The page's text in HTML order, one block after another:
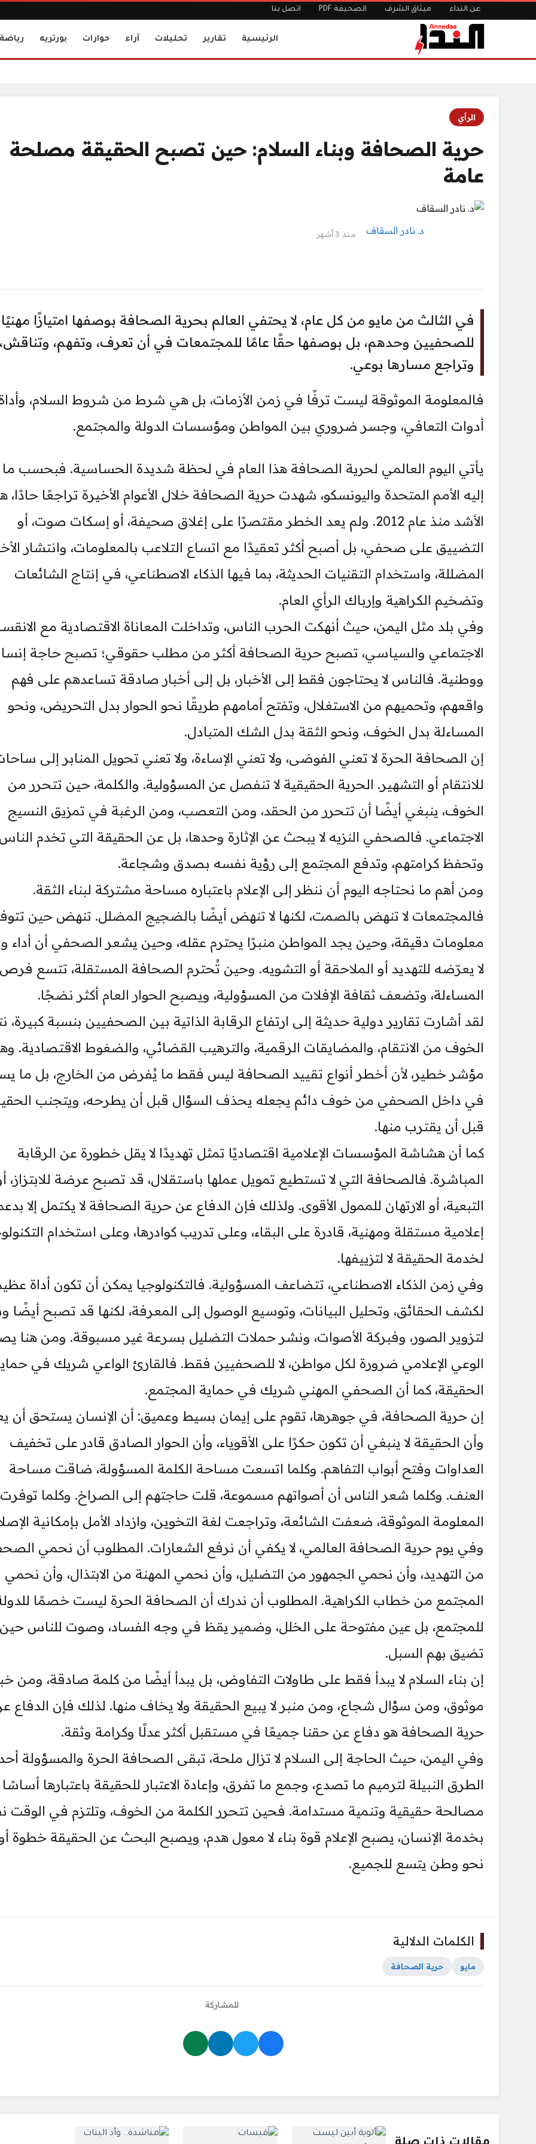
عن النداء ميثاق الشرف الصحيفة PDF اتصل بنا
الرئيسية تقارير تحليلات آراء حوارات بورتريه رياضة
الرأي
حرية الصحافة وبناء السلام: حين تصبح الحقيقة مصلحة
عامة
د. نادر السقاف منذ 3 أشهر
في الثالث من مايو من كل عام، لا يحتفي العالم بحرية الصحافة بوصفها امتيازًا مهنيًا
للصحفيين وحدهم، بل بوصفها حقًا عامًا للمجتمعات في أن تعرف، وتفهم، وتناقش،
وتراجع مسارها بوعي.
فالمعلومة الموثوقة ليست ترفًا في زمن الأزمات، بل هي شرط من شروط السلام،
أدوات التعافي، وجسر ضروري بين المواطن ومؤسسات الدولة والمجتمع.
يأتي اليوم العالمي لحرية الصحافة هذا العام في لحظة شديدة الحساسية. فبحسب
إليه الأمم المتحدة واليونسكو، شهدت حرية الصحافة خلال الأعوام الأخيرة تراجعًا حادًا،
الأشد منذ عام 2012. ولم يعد الخطر مقتصرًا على إغلاق صحيفة، أو إسكات صوت، أو
التضييق على صحفي، بل أصبح أكثر تعقيدًا مع اتساع التلاعب بالمعلومات، وانتشار
المضللة، واستخدام التقنيات الحديثة، بما فيها الذكاء الاصطناعي، في إنتاج الشائعات
وتضخيم الكراهية وإرباك الرأي العام.
وفي بلد مثل اليمن، حيث أنهكت الحرب الناس، وتداخلت المعاناة الاقتصادية مع
الاجتماعي والسياسي، تصبح حرية الصحافة أكثر من مطلب حقوقي؛ تصبح حاجة
ووطنية. فالناس لا يحتاجون فقط إلى الأخبار، بل إلى أخبار صادقة تساعدهم على فهم
واقعهم، وتحميهم من الاستغلال، وتفتح أمامهم طريقًا نحو الحوار بدل التحريض، ونحو
المساءلة بدل الخوف، ونحو الثقة بدل الشك المتبادل.
إن الصحافة الحرة لا تعني الفوضى، ولا تعني الإساءة، ولا تعني تحويل المنابر إلى
للانتقام أو التشهير. الحرية الحقيقية لا تنفصل عن المسؤولية. والكلمة، حين تتحرر من
الخوف، ينبغي أيضًا أن تتحرر من الحقد، ومن التعصب، ومن الرغبة في تمزيق النسيج
الاجتماعي. فالصحفي النزيه لا يبحث عن الإثارة وحدها، بل عن الحقيقة التي تخدم
وتحفظ كرامتهم، وتدفع المجتمع إلى رؤية نفسه بصدق وشجاعة.
ومن أهم ما نحتاجه اليوم أن ننظر إلى الإعلام باعتباره مساحة مشتركة لبناء الثقة.
فالمجتمعات لا تنهض بالصمت، لكنها لا تنهض أيضًا بالضجيج المضلل. تنهض حين
معلومات دقيقة، وحين يجد المواطن منبرًا يحترم عقله، وحين يشعر الصحفي أن أداء
لا يعرّضه للتهديد أو الملاحقة أو التشويه. وحين تُحترم الصحافة المستقلة، تتسع فرص
المساءلة، وتضعف ثقافة الإفلات من المسؤولية، ويصبح الحوار العام أكثر نضجًا.
لقد أشارت تقارير دولية حديثة إلى ارتفاع الرقابة الذاتية بين الصحفيين بنسبة كبيرة،
الخوف من الانتقام، والمضايقات الرقمية، والترهيب القضائي، والضغوط الاقتصادية.
مؤشر خطير، لأن أخطر أنواع تقييد الصحافة ليس فقط ما يُفرض من الخارج، بل ما
في داخل الصحفي من خوف دائم يجعله يحذف السؤال قبل أن يطرحه، ويتجنب
قبل أن يقترب منها.
كما أن هشاشة المؤسسات الإعلامية اقتصاديًا تمثل تهديدًا لا يقل خطورة عن الرقابة
المباشرة. فالصحافة التي لا تستطيع تمويل عملها باستقلال، قد تصبح عرضة للابتزاز،
التبعية، أو الارتهان للممول الأقوى. ولذلك فإن الدفاع عن حرية الصحافة لا يكتمل إلا
إعلامية مستقلة ومهنية، قادرة على البقاء، وعلى تدريب كوادرها، وعلى استخدام
لخدمة الحقيقة لا لتزييفها.
وفي زمن الذكاء الاصطناعي، تتضاعف المسؤولية. فالتكنولوجيا يمكن أن تكون أداة
لكشف الحقائق، وتحليل البيانات، وتوسيع الوصول إلى المعرفة، لكنها قد تصبح أيضًا
لتزوير الصور، وفبركة الأصوات، ونشر حملات التضليل بسرعة غير مسبوقة. ومن هنا
الوعي الإعلامي ضرورة لكل مواطن، لا للصحفيين فقط. فالقارئ الواعي شريك في
الحقيقة، كما أن الصحفي المهني شريك في حماية المجتمع.
إن حرية الصحافة، في جوهرها، تقوم على إيمان بسيط وعميق: أن الإنسان يستحق أن
وأن الحقيقة لا ينبغي أن تكون حكرًا على الأقوياء، وأن الحوار الصادق قادر على تخفيف
العداوات وفتح أبواب التفاهم. وكلما اتسعت مساحة الكلمة المسؤولة، ضاقت مساحة
العنف. وكلما شعر الناس أن أصواتهم مسموعة، قلت حاجتهم إلى الصراخ. وكلما توفرت
المعلومة الموثوقة، ضعفت الشائعة، وتراجعت لغة التخوين، وازداد الأمل بإمكانية
وفي يوم حرية الصحافة العالمي، لا يكفي أن نرفع الشعارات. المطلوب أن نحمي
من التهديد، وأن نحمي الجمهور من التضليل، وأن نحمي المهنة من الابتذال، وأن نحمي
المجتمع من خطاب الكراهية. المطلوب أن ندرك أن الصحافة الحرة ليست خصمًا
للمجتمع، بل عين مفتوحة على الخلل، وضمير يقظ في وجه الفساد، وصوت للناس حين
تضيق بهم السبل.
إن بناء السلام لا يبدأ فقط على طاولات التفاوض، بل يبدأ أيضًا من كلمة صادقة، ومن
موثوق، ومن سؤال شجاع، ومن منبر لا يبيع الحقيقة ولا يخاف منها. لذلك فإن الدفاع
حرية الصحافة هو دفاع عن حقنا جميعًا في مستقبل أكثر عدلًا وكرامة وثقة.
وفي اليمن، حيث الحاجة إلى السلام لا تزال ملحة، تبقى الصحافة الحرة والمسؤولة
الطرق النبيلة لترميم ما تصدع، وجمع ما تفرق، وإعادة الاعتبار للحقيقة باعتبارها أساسًا
مصالحة حقيقية وتنمية مستدامة. فحين تتحرر الكلمة من الخوف، وتلتزم في الوقت
بخدمة الإنسان، يصبح الإعلام قوة بناء لا معول هدم، ويصبح البحث عن الحقيقة خطوة
نحو وطن يتسع للجميع.
الكلمات الدلالية
مايو حرية الصحافة
للمشاركة